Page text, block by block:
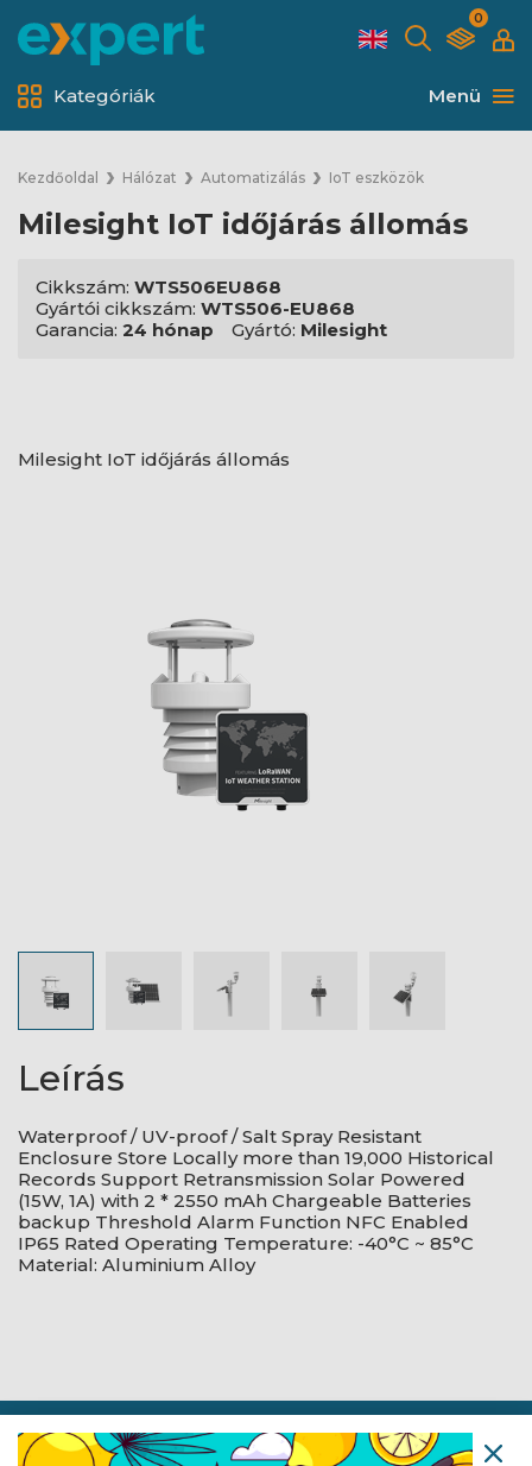
0
Menü
Kategóriák
Kezdőoldal Hálózat Automatizálás IoT eszközök
Milesight IoT időjárás állomás
Cikkszám: WTS506EU868
Gyártói cikkszám: WTS506-EU868
Garancia: 24 hónap Gyártó: Milesight
Milesight IoT időjárás állomás
Leírás
Waterproof / UV-proof / Salt Spray Resistant
Enclosure Store Locally more than 19,000 Historical
Records Support Retransmission Solar Powered
(15W, 1A) with 2 * 2550 mAh Chargeable Batteries
backup Threshold Alarm Function NFC Enabled
IP65 Rated Operating Temperature: -40°C ~ 85°C
Material: Aluminium Alloy
Navigáció